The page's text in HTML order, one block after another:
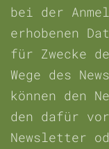
bei der
erhobenen
für Zwecke
Wege des
können den
den dafür
Newsletter